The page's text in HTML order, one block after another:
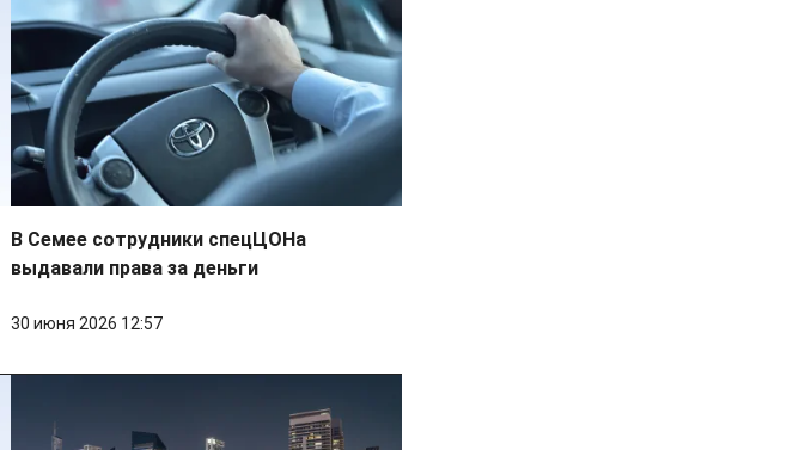
В Семее сотрудники спецЦОНа
выдавали права за деньги
30 июня 2026 12:57